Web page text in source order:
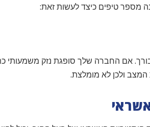
מספר טיפים כיצד לעשות זאת:
אם החברה שלך סופגת נזק משמעותי
ולכן לא מומלצת.